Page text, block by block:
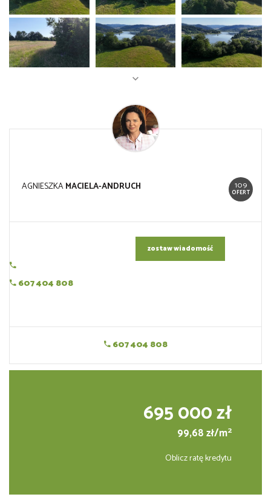
109
OFERT
AGNIESZKAMACIELA-ANDRUCH
607 404 808
zostaw wiadomość
607 404 808
695 000 zł
99,68 zł/m2
Oblicz ratę kredytu